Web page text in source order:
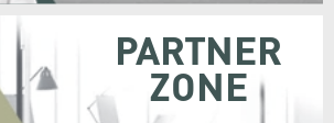
PARTNER
ZONE